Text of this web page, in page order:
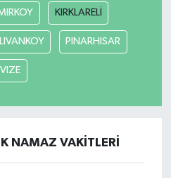
KIRKLARELİ
PINARHISAR
VIZE
NAMAZ VAKITLERI